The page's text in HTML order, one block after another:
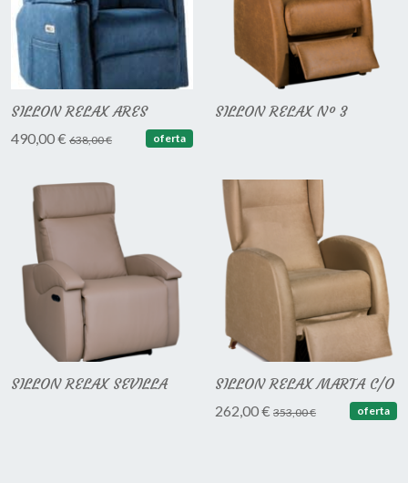
SILLON RELAX ARES
490,00 € 638,00 € oferta
SILLON RELAX Nº 3
SILLON RELAX SEVILLA SILLON RELAX MARTA C/O
262,00 € 353,00 € oferta